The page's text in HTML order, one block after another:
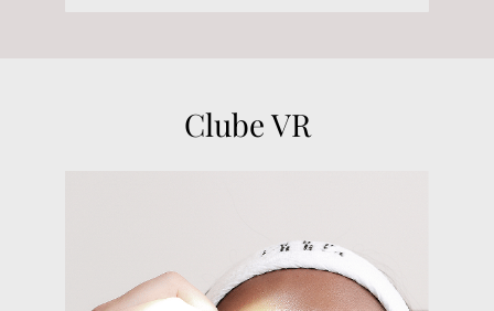
médica muito atenciosa e
Sou muito fã da clínica e de
todos os funcionários! Deixo
aqui o meu agradecimento a